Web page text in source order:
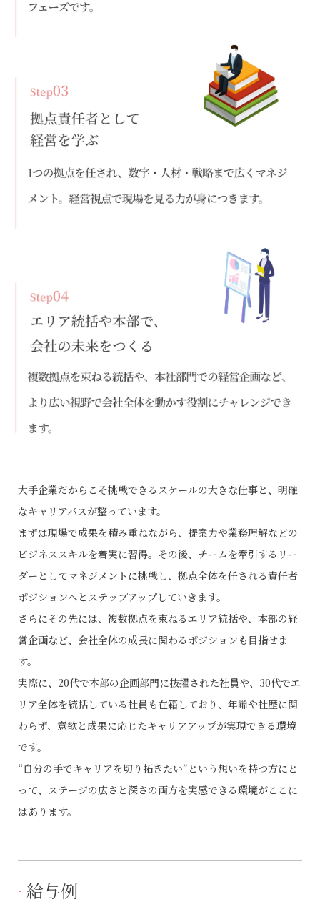
大手企業だからこそ挑戦できるスケールの大きな仕事と、明確
なキャリアパスが整っています。
まずは現場で成果を積み重ねながら、提案力や業務理解などの
ビジネススキルを着実に習得。その後、チームを牽引するリー
ダーとしてマネジメントに挑戦し、拠点全体を任される責任者
ポジションへとステップアップしていきます。
さらにその先には、複数拠点を束ねるエリア統括や、本部の経
営企画など、会社全体の成長に関わるポジションも目指せま
す。
実際に、20代で本部の企画部門に抜擢された社員や、30代でエ
リア全体を統括している社員も在籍しており、年齢や社歴に関
わらず、意欲と成果に応じたキャリアアップが実現できる環境
です。
“自分の手でキャリアを切り拓きたい”という想いを持つ方にと
って、ステージの広さと深さの両方を実感できる環境がここに
はあります。
給与例